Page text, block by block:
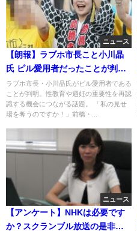
ニュース
【朗報】ラブホ市長こと小川晶
氏 ピル愛用者だったことが判明
ｗつまり生挿入中田氏ｗ
ラブホ市長・小川晶氏がピル愛用者である
ことが判明。性教育や避妊の重要性を再認
識する機会につながる話題。 「私の見せ
場を奪うのですか！」前橋・...
ニュース
【アンケート】NHKは必要です
か？スクランブル放送の是非。